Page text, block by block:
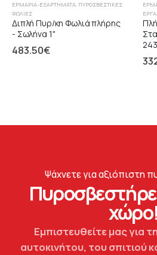
ΕΡΜΆΡΙΑ-ΕΞΑΡΤΉΜΑΤΑ, ΠΥΡΟΣΒΕΣΤΙΚΈΣ
ΦΩΛΙΈΣ
Διπλή Πυρ/κη Φωλιά πλήρης
- Σωλήνα 1"
483.50€
Ψάχνετε για αξιόπιστη
Εμπιστευθείτε μας για
αυτοκινήτου, του σπιτιού